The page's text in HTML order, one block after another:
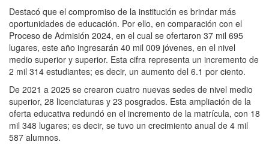
Destacó que el compromiso de la institución es brindar más
oportunidades de educación. Por ello, en comparación con el
Proceso de Admisión 2024, en el cual se ofertaron 37 mil 695
lugares, este año ingresarán 40 mil 009 jóvenes, en el nivel
medio superior y superior. Esta cifra representa un incremento de
2 mil 314 estudiantes; es decir, un aumento del 6.1 por ciento.
De 2021 a 2025 se crearon cuatro nuevas sedes de nivel medio
superior, 28 licenciaturas y 23 posgrados. Esta ampliación de la
oferta educativa redundó en el incremento de la matrícula, con 18
mil 348 lugares; es decir, se tuvo un crecimiento anual de 4 mil
587 alumnos.